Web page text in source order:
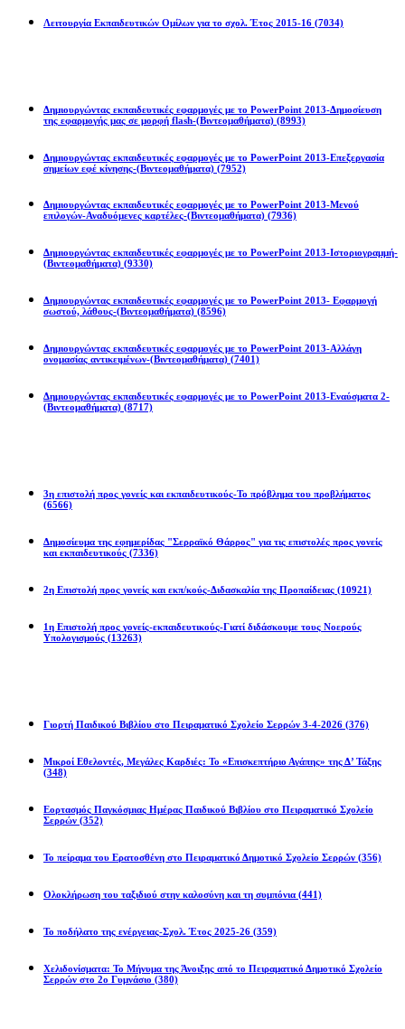
Λειτουργία Εκπαιδευτικών Ομίλων για το σχολ. Έτος 2015-16 (7034)
Δημιουργώντας εκπαιδευτικές εφαρμογές με το PowerPoint 2013-Δημοσίευση
της εφαρμογής μας σε μορφή flash-(Βιντεομαθήματα) (8993)
Δημιουργώντας εκπαιδευτικές εφαρμογές με το PowerPoint 2013-Επεξεργασία
σημείων εφέ κίνησης-(Βιντεομαθήματα) (7952)
Δημιουργώντας εκπαιδευτικές εφαρμογές με το PowerPoint 2013-Μενού
επιλογών-Αναδυόμενες καρτέλες-(Βιντεομαθήματα) (7936)
Δημιουργώντας εκπαιδευτικές εφαρμογές με το PowerPoint 2013-Ιστοριογραμμή-
(Βιντεομαθήματα) (9330)
Δημιουργώντας εκπαιδευτικές εφαρμογές με το PowerPoint 2013- Εφαρμογή
σωστού, λάθους-(Βιντεομαθήματα) (8596)
Δημιουργώντας εκπαιδευτικές εφαρμογές με το PowerPoint 2013-Αλλάγη
ονομασίας αντικειμένων-(Βιντεομαθήματα) (7401)
Δημιουργώντας εκπαιδευτικές εφαρμογές με το PowerPoint 2013-Εναύσματα 2-
(Βιντεομαθήματα) (8717)
3η επιστολή προς γονείς και εκπαιδευτικούς-Το πρόβλημα του προβλήματος
(6566)
Δημοσίευμα της εφημερίδας "Σερραϊκό Θάρρος" για τις επιστολές προς γονείς
και εκπαιδευτικούς (7336)
2η Eπιστολή προς γονείς και εκπ/κούς-Διδασκαλία της Προπαίδειας (10921)
1η Επιστολή προς γονείς-εκπαιδευτικούς-Γιατί διδάσκουμε τους Νοερούς
Υπολογισμούς (13263)
Γιορτή Παιδικού Βιβλίου στο Πειραματικό Σχολείο Σερρών 3-4-2026 (376)
Μικροί Εθελοντές, Μεγάλες Καρδιές: Το «Επισκεπτήριο Αγάπης» της Δ’ Τάξης
(348)
Εορτασμός Παγκόσμιας Ημέρας Παιδικού Βιβλίου στο Πειραματικό Σχολείο
Σερρών (352)
Το πείραμα του Ερατοσθένη στο Πειραματικό Δημοτικό Σχολείο Σερρών (356)
Ολοκλήρωση του ταξιδιού στην καλοσύνη και τη συμπόνια (441)
Το ποδήλατο της ενέργειας-Σχολ. Έτος 2025-26 (359)
Χελιδονίσματα: Το Μήνυμα της Άνοιξης από το Πειραματικό Δημοτικό Σχολείο
Σερρών στο 2ο Γυμνάσιο (380)